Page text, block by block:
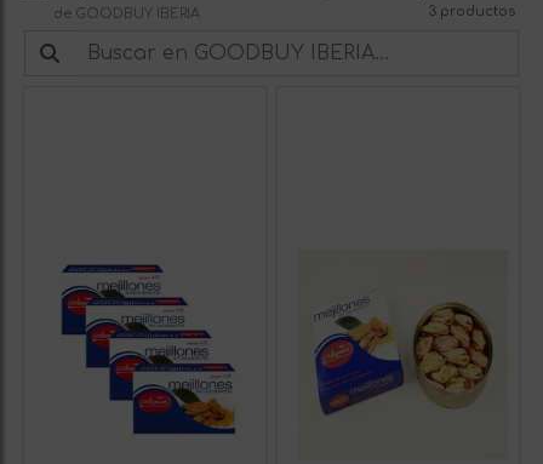
de GOODBUY IBERIA 3 productos